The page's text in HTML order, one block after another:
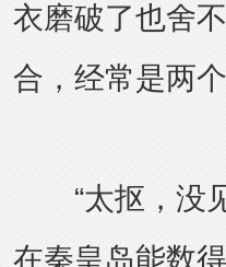
衣磨破了也舍
合，经常是两
“太抠，没见
在秦皇岛能数